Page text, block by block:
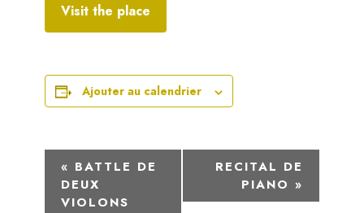
Visit the place
Ajouter au calendrier
N« BATTLE DE
DEUX
VIOLONS
RECITAL DE
PIANO »